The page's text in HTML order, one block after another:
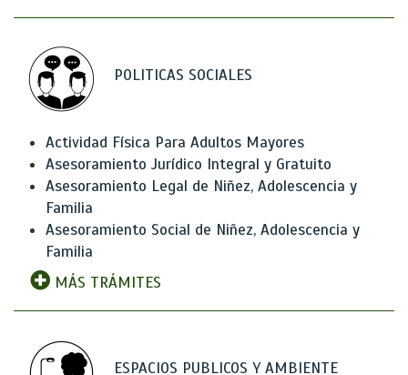
POLITICAS SOCIALES
Actividad Física Para Adultos Mayores
Asesoramiento Jurídico Integral y Gratuito
Asesoramiento Legal de Niñez, Adolescencia y
Familia
Asesoramiento Social de Niñez, Adolescencia y
Familia
MÁS TRÁMITES
ESPACIOS PUBLICOS Y AMBIENTE